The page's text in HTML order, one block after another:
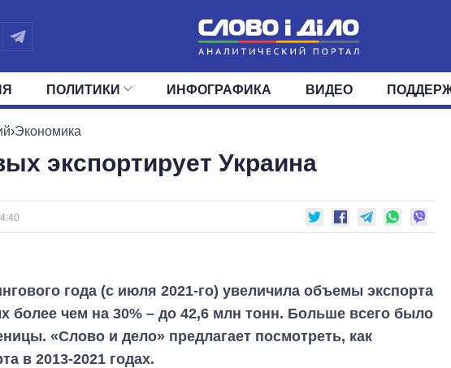
ПОЛИТИКА ЭКОНОМИКА ОБЩЕСТВО
ПОЛИТИКИ
ПРЕЗИДЕНТ И ОФИС
ДЕПУТАТЫ КОМИТЕТЫ ФРАКЦИИ
ИНФОГРАФИКА ВИДЕО
›Экономика
экспортирует Украина
года (с июля 2021-го) увеличила объемы экспорта
более чем на 30% – до 42,6 млн тонн. Больше всего было
«Слово и дело» предлагает посмотреть, как
в 2013-2021 годах.